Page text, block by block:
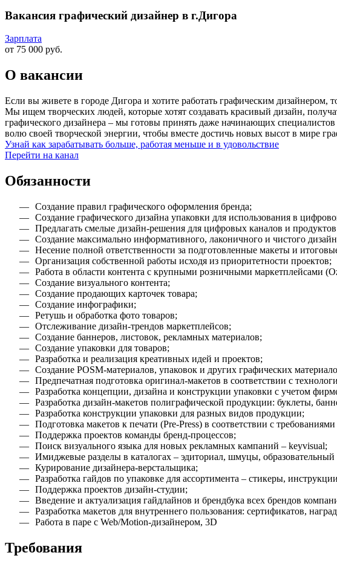
Вакансия графический дизайнер в г.Дигора
Зарплата
от 75 000 руб.
О вакансии
Если вы живете в городе Дигора и хотите работать графическим дизайнером,
Мы ищем творческих людей, которые хотят создавать красивый дизайн,
графического дизайнера – мы готовы принять даже начинающих
волю своей творческой энергии, чтобы вместе достичь новых высот в мире
Узнай как зарабатывать больше, работая меньше и в удовольствие
Перейти на канал
Обязанности
Создание правил графического оформления бренда;
Создание графического дизайна упаковки для использования в
Предлагать смелые дизайн-решения для цифровых каналов и
Создание максимально информативного, лаконичного и чистого
Несение полной ответственности за подготовленные макеты и
Организация собственной работы исходя из приоритетности проектов;
Работа в области контента с крупными розничными маркетплейсами
Создание визуального контента;
Создание продающих карточек товара;
Создание инфографики;
Ретушь и обработка фото товаров;
Отслеживание дизайн-трендов маркетплейсов;
Создание баннеров, листовок, рекламных материалов;
Создание упаковки для товаров;
Разработка и реализация креативных идей и проектов;
Создание POSM-материалов, упаковок и других графических
Предпечатная подготовка оригинал-макетов в соответствии с
Разработка концепции, дизайна и конструкции упаковки с учетом
Разработка дизайн-макетов полиграфической продукции: буклеты,
Разработка конструкции упаковки для разных видов продукции;
Подготовка макетов к печати (Pre-Press) в соответствии с
Поддержка проектов команды бренд-процессов;
Поиск визуального языка для новых рекламных кампаний – keyvisual;
Имиджевые разделы в каталогах – эдиториал, шмуцы, образовательный
Курирование дизайнера-верстальщика;
Разработка гайдов по упаковке для ассортимента – стикеры,
Поддержка проектов дизайн-студии;
Введение и актуализация гайдлайнов и брендбука всех брендов
Разработка макетов для внутреннего пользования: сертификатов,
Работа в паре с Web/Motion-дизайнером, 3D
Требования